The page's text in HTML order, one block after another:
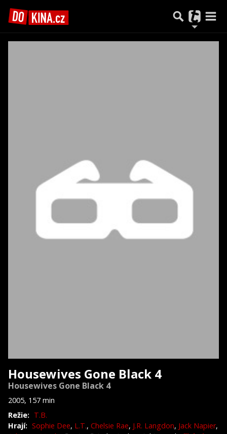
Housewives Gone Black 4
Housewives Gone Black 4
2005, 157 min
Režie: T.B.
Hrají: Sophie Dee, L.T., Chelsie Rae, J.R. Langdon, Jack Napier,